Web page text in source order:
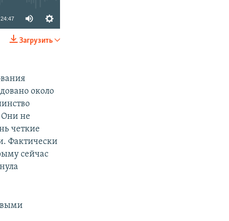
SHARE
24:47
Загрузить
около
Они не
четкие
Фактически
сейчас